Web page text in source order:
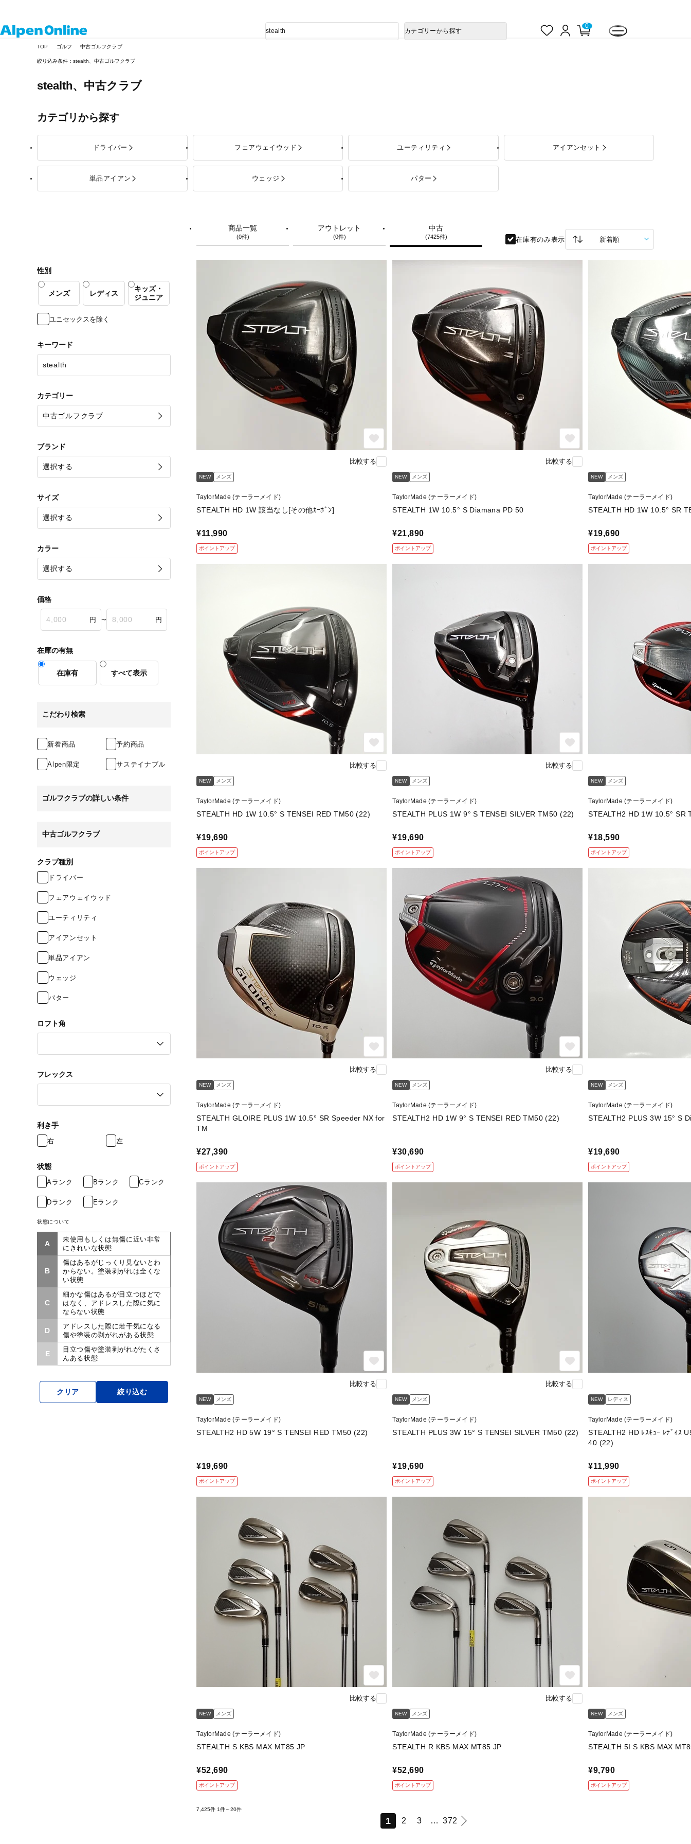
ロ
0
品
検
カテゴリーから探す
TOP ゴルフ 中古ゴルフクラブ
絞り込み条件：stealth、中古ゴルフクラブ
stealth、 中古クラブ
カテゴリから探す
ドライバー フェアウェイウッド ユーティリティ アイアンセット
単品アイアン ウェッジ パター
性別
メンズ レディス
キッズ・
ジュニア
ユニセックスを除く
キーワード
カテゴリー
ブランド
サイズ
カラー
価格
〜
在庫の有無
在庫有 すべて表示
こだわり検索
新着商品 予約商品
Alpen限定 サステイナブル
ゴルフクラブの詳しい条件
中古ゴルフクラブ
クラブ種別
ドライバー
フェアウェイウッド
ユーティリティ
アイアンセット
単品アイアン
ウェッジ
パター
ロフト角
フレックス
利き手
右 左
状態
Aランク Bランク Cランク
Dランク Eランク
状態について
A
未使用もしくは無傷に近い非常
にきれいな状態
B
傷はあるがじっくり見ないとわ
からない。塗装剥がれは全くな
い状態
C
細かな傷はあるが目立つほどで
はなく、アドレスした際に気に
ならない状態
D
アドレスした際に若干気になる
傷や塗装の剥がれがある状態
E
目立つ傷や塗装剥がれがたくさ
んある状態
クリア 絞り込む
商品一覧
(0件)
アウトレット
(0件)
中古
(7425件) 在庫有のみ表示
比較する
NEW メンズ
TaylorMade (テーラーメイド)
STEALTH HD 1W 該当なし[その他ｶｰﾎﾞﾝ]
¥11,990
ポイントアップ
比較する
NEW メンズ
TaylorMade (テーラーメイド)
STEALTH 1W 10.5° S Diamana PD 50
¥21,890
ポイントアップ
NEW メンズ
TaylorMade (テーラーメイド)
¥19,690
ポイントアップ
比較する
NEW メンズ
TaylorMade (テーラーメイド)
STEALTH HD 1W 10.5° S TENSEI RED TM50 (22)
¥19,690
ポイントアップ
比較する
NEW メンズ
TaylorMade (テーラーメイド)
STEALTH PLUS 1W 9° S TENSEI SILVER TM50 (22)
¥19,690
ポイントアップ
NEW メンズ
TaylorMade (テーラーメイド)
¥18,590
ポイントアップ
比較する
NEW メンズ
TaylorMade (テーラーメイド)
STEALTH GLOIRE PLUS 1W 10.5° SR Speeder NX for
TM
¥27,390
ポイントアップ
比較する
NEW メンズ
TaylorMade (テーラーメイド)
STEALTH2 HD 1W 9° S TENSEI RED TM50 (22)
¥30,690
ポイントアップ
NEW メンズ
TaylorMade (テーラーメイド)
¥19,690
ポイントアップ
比較する
NEW メンズ
TaylorMade (テーラーメイド)
STEALTH2 HD 5W 19° S TENSEI RED TM50 (22)
¥19,690
ポイントアップ
比較する
NEW メンズ
TaylorMade (テーラーメイド)
STEALTH PLUS 3W 15° S TENSEI SILVER TM50 (22)
¥19,690
ポイントアップ
NEW レディス
TaylorMade (テーラーメイド)
STEALTH2 HD ﾚｽｷｭｰ ﾚﾃﾞｨｽ U5 27° A
40 (22)
¥11,990
ポイントアップ
比較する
NEW メンズ
TaylorMade (テーラーメイド)
STEALTH S KBS MAX MT85 JP
¥52,690
ポイントアップ
比較する
NEW メンズ
TaylorMade (テーラーメイド)
STEALTH R KBS MAX MT85 JP
¥52,690
ポイントアップ
NEW メンズ
TaylorMade (テーラーメイド)
STEALTH 5I S KBS MAX
¥9,790
ポイントアップ
7,425件 1件～20件
1 2 3 … 372